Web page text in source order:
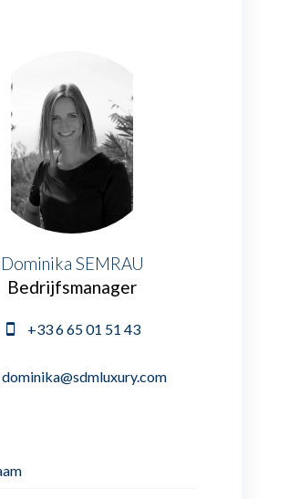
Dominika SEMRAU
Bedrijfsmanager
+33 6 65 01 51 43
dominika@sdmluxury.com